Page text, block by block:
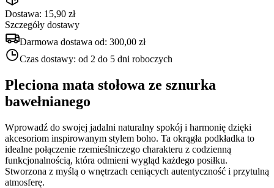
Dostawa: 15,90 zł
Szczegóły dostawy
Darmowa dostawa od: 300,00 zł
Czas dostawy: od 2 do 5 dni roboczych
Pleciona mata stołowa ze sznurka
bawełnianego
Wprowadź do swojej jadalni naturalny spokój i harmonię dzięki
akcesoriom inspirowanym stylem boho. Ta okrągła podkładka to
idealne połączenie rzemieślniczego charakteru z codzienną
funkcjonalnością, która odmieni wygląd każdego posiłku.
Stworzona z myślą o wnętrzach ceniących autentyczność i przytulną
atmosferę.